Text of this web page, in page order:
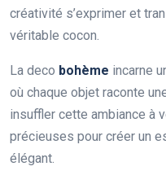
créativité s’exprimer et
véritable cocon.
La deco bohème incarne
où chaque objet raconte
insuffler cette ambiance à
précieuses pour créer un
élégant.